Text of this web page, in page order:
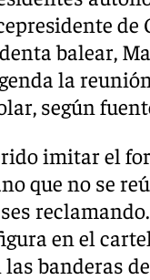
de
balear,
la
según
imitar el
que no se
en el
las banderas